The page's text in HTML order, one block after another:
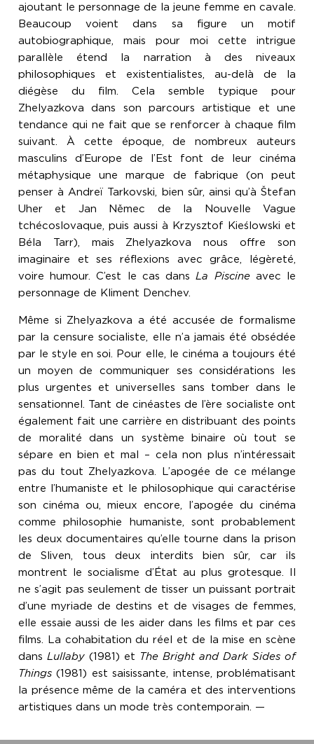
ajoutant le personnage de la jeune femme en cavale.
Beaucoup voient dans sa figure un motif
autobiographique, mais pour moi cette intrigue
parallèle étend la narration à des niveaux
philosophiques et existentialistes, au-delà de la
diégèse du film. Cela semble typique pour
Zhelyazkova dans son parcours artistique et une
tendance qui ne fait que se renforcer à chaque film
suivant. À cette époque, de nombreux auteurs
masculins d’Europe de l’Est font de leur cinéma
métaphysique une marque de fabrique (on peut
penser à Andreï Tarkovski, bien sûr, ainsi qu’à Štefan
Uher et Jan Němec de la Nouvelle Vague
tchécoslovaque, puis aussi à Krzysztof Kieślowski et
Béla Tarr), mais Zhelyazkova nous offre son
imaginaire et ses réflexions avec grâce, légèreté,
voire humour. C’est le cas dansLa Piscineavec le
personnage de Kliment Denchev.
Même si Zhelyazkova a été accusée de formalisme
par la censure socialiste, elle n’a jamais été obsédée
par le style en soi. Pour elle, le cinéma a toujours été
un moyen de communiquer ses considérations les
plus urgentes et universelles sans tomber dans le
sensationnel. Tant de cinéastes de l’ère socialiste ont
également fait une carrière en distribuant des points
de moralité dans un système binaire où tout se
sépare en bien et mal – cela non plus n’intéressait
pas du tout Zhelyazkova. L’apogée de ce mélange
entre l’humaniste et le philosophique qui caractérise
son cinéma ou, mieux encore, l’apogée du cinéma
comme philosophie humaniste, sont probablement
les deux documentaires qu’elle tourne dans la prison
de Sliven, tous deux interdits bien sûr, car ils
montrent le socialisme d’État au plus grotesque. Il
ne s’agit pas seulement de tisser un puissant portrait
d’une myriade de destins et de visages de femmes,
elle essaie aussi de les aider dans les films et par ces
films. La cohabitation du réel et de la mise en scène
dans Lullaby (1981) et The Bright and Dark Sides of
Things (1981) est saisissante, intense, problématisant
la présence même de la caméra et des interventions
artistiques dans un mode très contemporain. —